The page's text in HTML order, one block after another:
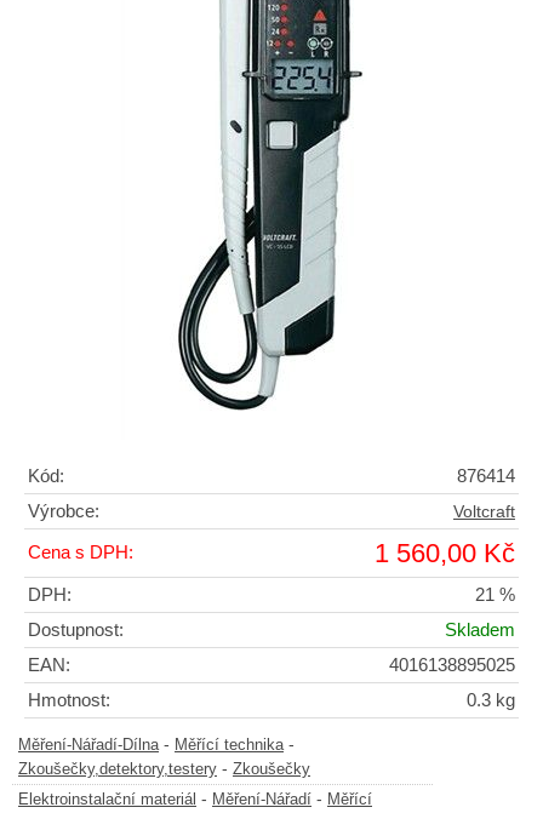
Kód:
876414
Výrobce:
Voltcraft
Cena s DPH: 1 560,00 Kč
DPH:
21 %
Dostupnost:
Skladem
EAN:
4016138895025
Hmotnost:
0.3 kg
Měření-Nářadí-Dílna- Měřící technika-
Zkoušečky,detektory,testery - Zkoušečky
Elektroinstalační materiál - Měření-Nářadí - Měřící